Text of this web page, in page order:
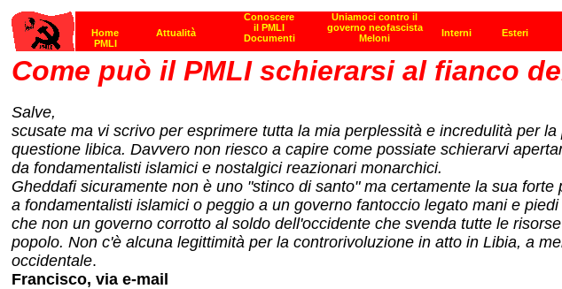
Come può il PMLI schierarsi al fianco
Salve,
scusate ma vi scrivo per esprimere tutta la mia perplessità e incredulità per
questione libica. Davvero non riesco a capire come possiate schierarvi
da fondamentalisti islamici e nostalgici reazionari monarchici.
Gheddafi sicuramente non è uno "stinco di santo" ma certamente la sua
a fondamentalisti islamici o peggio a un governo fantoccio legato mani e
che non un governo corrotto al soldo dell'occidente che svenda tutte le
popolo. Non c'è alcuna legittimità per la controrivoluzione in atto in Libia, a
occidentale.
Francisco, via e-mail